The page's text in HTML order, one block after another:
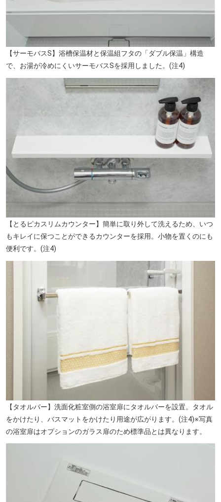
【サーモバスS】浴槽保温材と保温組フタの「ダブル保温」構造
で、お湯が冷めにくいサーモバスSを採用しました。(注4)
【とるピカスリムカウンター】簡単に取り外して洗えるため、いつ
もキレイに保つことができるカウンターを採用。小物を置くのにも
便利です。(注4)
【タオルバー】洗面化粧室側の浴室扉にタオルバーを設置。タオル
をかけたり、バスマットをかけたり用途が広がります。(注4)※写真
の浴室扉はオプションのガラス扉のため標準品とは異なります。